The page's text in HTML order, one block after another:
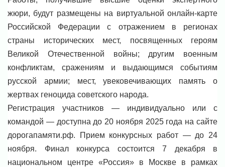
жюри, будут размещены на виртуальной онлайн-карте
Российской Федерации с отражением в регионах
страны исторических мест, посвященных героям
Великой Отечественной войны; другим военным
конфликтам, сражениям и выдающимся событиям
русской армии; мест, увековечивающих память о
жертвах геноцида советского народа.
Регистрация участников — индивидуально или с
командой — доступна до 20 ноября 2025 года на сайте
дорогапамяти.рф. Прием конкурсных работ — до 24
ноября. Финал конкурса состоится 7 декабря в
национальном центре «Россия» в Москве в рамках